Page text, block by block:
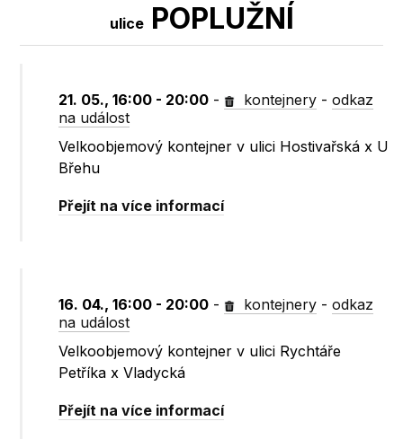
ulicePOPLUŽNÍ
21. 05., 16:00 - 20:00 - kontejnery -odkaz
na událost
Velkoobjemový kontejner v ulici Hostivařská x U
Břehu
Přejít na více informací
16. 04., 16:00 - 20:00 - kontejnery -odkaz
na událost
Velkoobjemový kontejner v ulici Rychtáře
Petříka x Vladycká
Přejít na více informací